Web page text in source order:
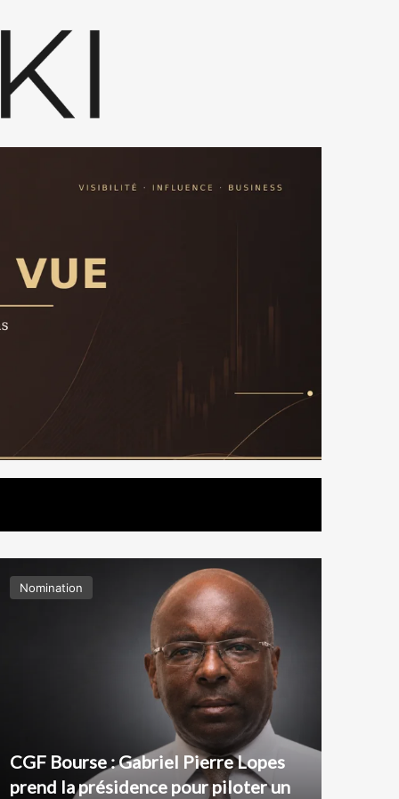
Nomination
CGF Bourse : Gabriel Pierre Lopes
prend la présidence pour piloter un